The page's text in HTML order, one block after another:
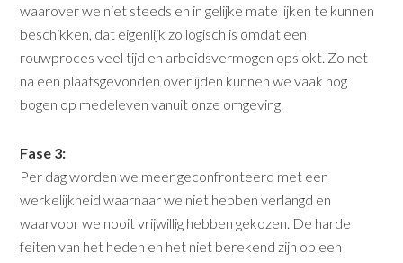
waarover we niet steeds en in gelijke mate lijken te kunnen
beschikken, dat eigenlijk zo logisch is omdat een
rouwproces veel tijd en arbeidsvermogen opslokt. Zo net
na een plaatsgevonden overlijden kunnen we vaak nog
bogen op medeleven vanuit onze omgeving.
Fase 3:
Per dag worden we meer geconfronteerd met een
werkelijkheid waarnaar we niet hebben verlangd en
waarvoor we nooit vrijwillig hebben gekozen. De harde
feiten van het heden en het niet berekend zijn op een